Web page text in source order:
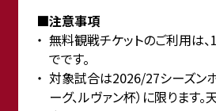
■注意事項
無料観戦チケットのご利用は
でです。
対象試合は2026/27シーズン
ーグ、ルヴァン杯）に限ります